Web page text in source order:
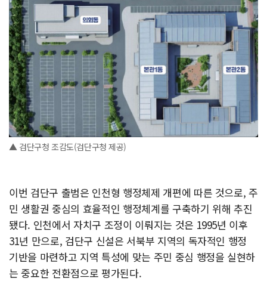
▲ 검단구청 조감도(검단구청 제공)
이번 검단구 출범은 인천형 행정체제 개편에 따른 것으로, 주
민 생활권 중심의 효율적인 행정체계를 구축하기 위해 추진
됐다. 인천에서 자치구 조정이 이뤄지는 것은 1995년 이후
31년 만으로, 검단구 신설은 서북부 지역의 독자적인 행정
기반을 마련하고 지역 특성에 맞는 주민 중심 행정을 실현하
는 중요한 전환점으로 평가된다.